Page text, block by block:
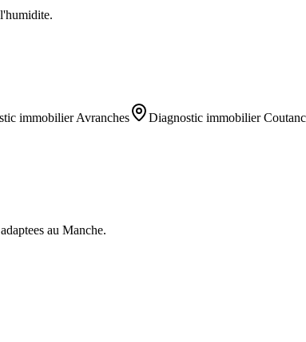
immobilier Avranches Diagnostic immobilier
au Manche.